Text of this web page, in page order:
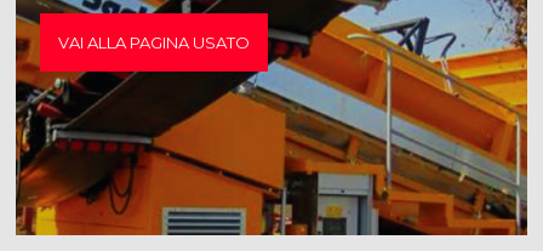
VAI ALLA PAGINA USATO